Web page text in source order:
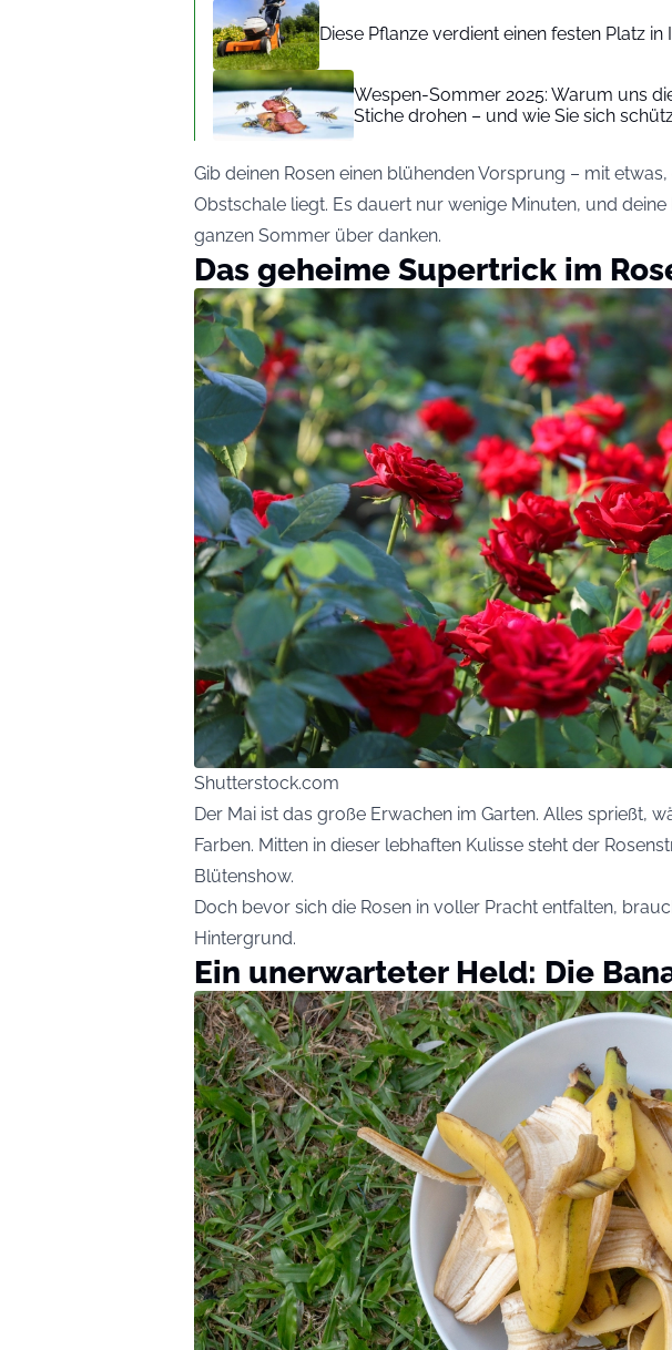
Diese Pflanze verdient einen festen Platz in
Wespen-Sommer 2025: Warum uns
Stiche drohen – und wie Sie sich
Gib deinen Rosen einen blühenden Vorsprung – mit
Obstschale liegt. Es dauert nur wenige Minuten, und
ganzen Sommer über danken.
Das geheime Supertrick im
Shutterstock.com
Der Mai ist das große Erwachen im Garten. Alles sprießt,
Farben. Mitten in dieser lebhaften Kulisse steht der
Blütenshow.
Doch bevor sich die Rosen in voller Pracht entfalten,
Hintergrund.
Ein unerwarteter Held: Die